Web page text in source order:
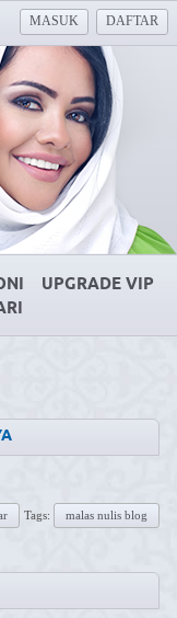
MASUK DAFTAR
UPGRADE VIP
Tags: malas nulis blog